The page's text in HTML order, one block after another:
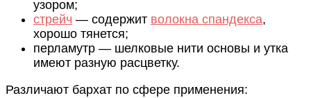
узором;
стрейч — содержит волокна спандекса,
хорошо тянется;
перламутр — шелковые нити основы и утка
имеют разную расцветку.
Различают бархат по сфере применения: